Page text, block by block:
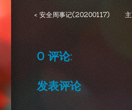
< 安全周事记(20200117)
0 评论:
发表评论